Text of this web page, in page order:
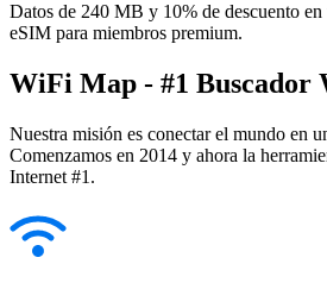
Datos de 240 MB y 10% de descuento en
eSIM para miembros premium.
WiFi Map - #1 Buscador
Nuestra misión es conectar el mundo en
Comenzamos en 2014 y ahora la
Internet #1.